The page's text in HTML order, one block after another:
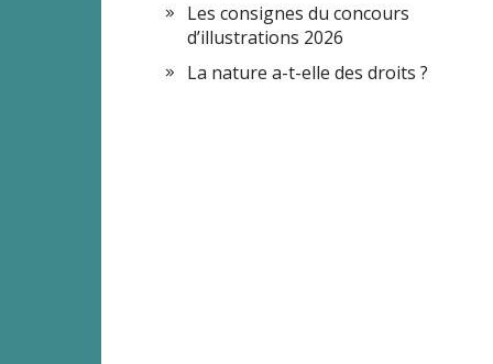
Les consignes du concours
d’illustrations 2026
La nature a-t-elle des droits ?